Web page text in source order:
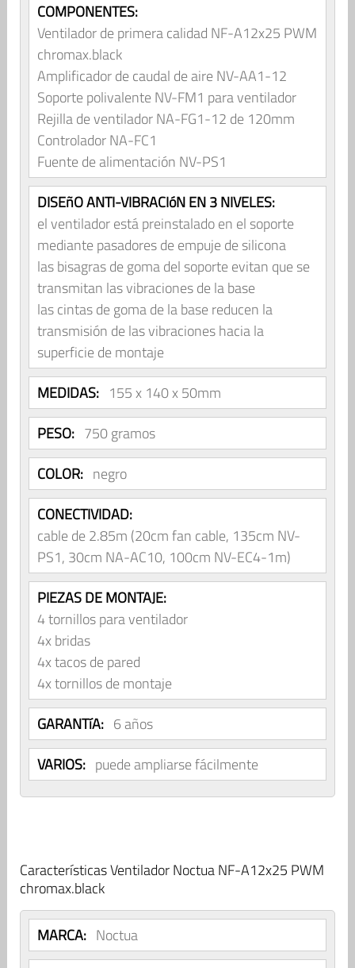
COMPONENTES:
Ventilador de primera calidad NF-A12x25 PWM
chromax.black
Amplificador de caudal de aire NV-AA1-12
Soporte polivalente NV-FM1 para ventilador
Rejilla de ventilador NA-FG1-12 de 120mm
Controlador NA-FC1
Fuente de alimentación NV-PS1
DISEñO ANTI-VIBRACIóN EN 3 NIVELES:
el ventilador está preinstalado en el soporte
mediante pasadores de empuje de silicona
las bisagras de goma del soporte evitan que se
transmitan las vibraciones de la base
las cintas de goma de la base reducen la
transmisión de las vibraciones hacia la
superficie de montaje
MEDIDAS: 155 x 140 x 50mm
PESO: 750 gramos
COLOR: negro
CONECTIVIDAD:
cable de 2.85m (20cm fan cable, 135cm NV-
PS1, 30cm NA-AC10, 100cm NV-EC4-1m)
PIEZAS DE MONTAJE:
4 tornillos para ventilador
4x bridas
4x tacos de pared
4x tornillos de montaje
GARANTíA: 6 años
VARIOS: puede ampliarse fácilmente
Características Ventilador Noctua NF-A12x25 PWM
chromax.black
MARCA: Noctua